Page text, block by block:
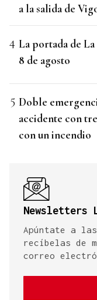
a la salida de
La portada de
8 de agosto
Doble
accidente con
con un incendio
Newsletters
Apúntate a
recíbelas de
correo